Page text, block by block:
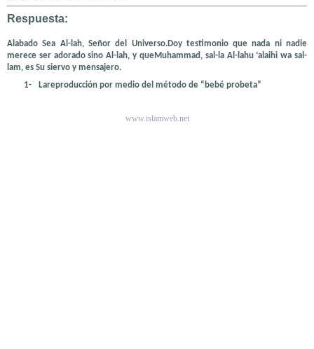
Respuesta:
Alabado Sea Al-lah, Señor del Universo.Doy testimonio que nada ni nadie
merece ser adorado sino Al-lah, y queMuhammad, sal-la Al-lahu ‘alaihi wa sal-
lam, es Su siervo y mensajero.
1-
Lareproducción por medio del método de “bebé probeta”
www.islamweb.net